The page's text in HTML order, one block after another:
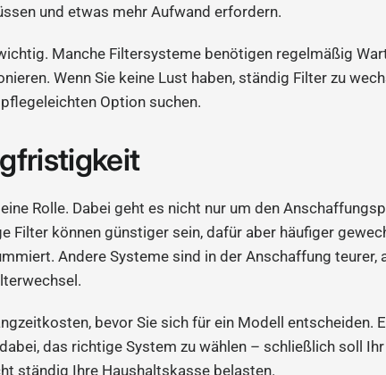
und etwas mehr Aufwand erfordern.
Manche Filtersysteme benötigen regelmäßig
Wenn Sie keine Lust haben, ständig Filter zu
Option suchen.
Rolle. Dabei geht es nicht nur um den
Filter können günstiger sein, dafür aber häufiger
Andere Systeme sind in der Anschaffung teurer,
bevor Sie sich für ein Modell entscheiden.
das richtige System zu wählen – schließlich soll
ständig Ihre Haushaltskasse belasten.